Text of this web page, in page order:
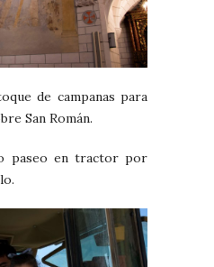
de campanas para
San Román.
paseo en tractor por